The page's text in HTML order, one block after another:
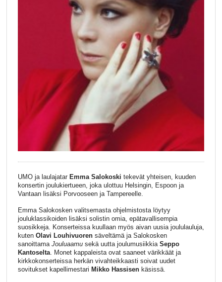
UMO ja laulajatar Emma Salokoski tekevät yhteisen, kuuden
konsertin joulukiertueen, joka ulottuu Helsingin, Espoon ja
Vantaan lisäksi Porvooseen ja Tampereelle.
Emma Salokosken valitsemasta ohjelmistosta löytyy
jouluklassikoiden lisäksi solistin omia, epätavallisempia
suosikkeja. Konserteissa kuullaan myös aivan uusia joululauluja,
kuten Olavi Louhivuorensäveltämä ja Salokosken
sanoittama Jouluaamusekä uutta joulumusiikkia Seppo
Kantoselta. Monet kappaleista ovat saaneet värikkäät ja
kirkkokonserteissa herkän vivahteikkaasti soivat uudet
sovitukset kapellimestari Mikko Hassisen käsissä.